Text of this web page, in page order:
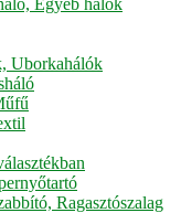
Uborkahálók
Ragasztószalag